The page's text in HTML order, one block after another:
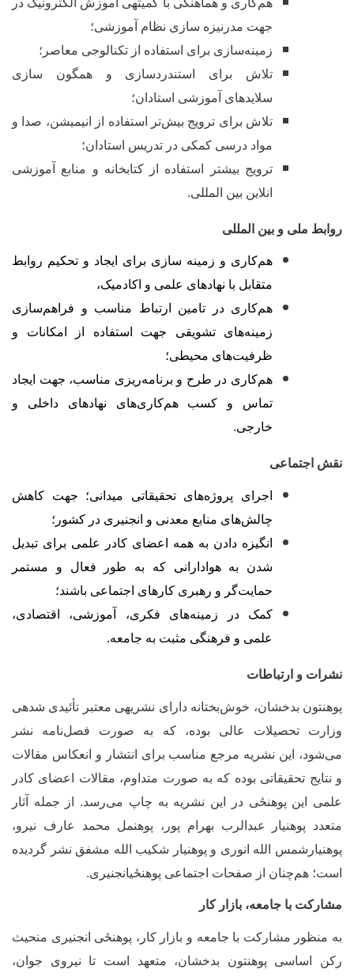
جهت مدرنیزه سازی نظام آموزشی؛
زمینهسازی برای استفاده از تکنالوجی معاصر؛
تلاش برای استندردسازی و همگون سازی
سلایدهای آموزشی استادان؛
تلاش برای ترویج بیش‌تر استفاده از انیمیشن، صدا و
مواد درسی کمکی در تدریس استادان؛
ترویج بیشتر استفاده از کتابخانه و منابع آموزشی
انلاین بین المللی.
ملی و بین المللی
هم‌کاری و زمینه سازی برای ایجاد و تحکیم روابط
متقابل با نهادهای علمی و اکادمیک،
هم‌کاری در تامین ارتباط مناسب و فراهم سازی
زمینههای تشویقی جهت استفاده از امکانات و
ظرفیتهای محیطی؛
هم‌کاری در طرح و برنامه‌ریزی مناسب، جهت ایجاد
تماس و کسب هم‌کاری‌های نهادهای داخلی و
خارجی.
اجتماعی
اجرای پروژه‌های تحقیقاتی میدانی؛ جهت کاهش
چالش‌های منابع معدنی و انجنیری در کشور؛
انگیزه دادن به همه اعضای کادر علمی برای تبدیل
شدن به هوادارانی که به طور فعال و مستمر
حمایت‌گر و رهبری کارهای اجتماعی باشند؛
کمک در زمینه‌های فکری، آموزشی، اقتصادی،
علمی و فرهنگی مثبت به جامعه.
و ارتباطات
بدخشان، خوش‌بختانه دارای نشریه‏ی معتبر تأئیدی شده‏ی
تحصیلات عالی بوده، که به صورت فصل‌نامه نشر
این نشریه مرجع مناسب برای انتشار و انعکاس مقالات
نتایج تحقیقاتی بوده که به صورت متداوم، مقالات اعضای کادر
این پوهنځی در این نشریه به چاپ می‌رسد. از جمله آثار
پوهنیار عبدالرب بهرام پور، پوهنمل محمد عارف نیرو،
الله انوری و پوهنیار شکیب الله مشفق نشر گردیده
هم‌چنان از صفحات اجتماعی پوهنځیانجنیری.
با جامعه، بازار کار
منظور مشارکت با جامعه و بازار کار، پوهنځی انجنیری منحیث
اساسی پوهنتون بدخشان، متعهد است تا نیروی جوان،